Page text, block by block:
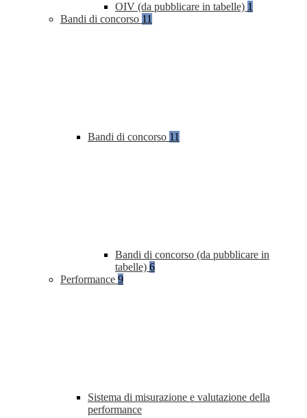
OIV (da pubblicare in tabelle) 1
Bandi di concorso 11
Bandi di concorso 11
Bandi di concorso (da pubblicare in
tabelle) 6
Performance 9
Sistema di misurazione e valutazione della
performance